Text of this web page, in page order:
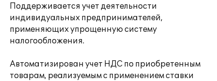
Поддерживается учет деятельности
индивидуальных предпринимателей,
применяющих упрощенную систему
налогообложения.
Автоматизирован учет НДС по приобретенным
товарам, реализуемым с применением ставки